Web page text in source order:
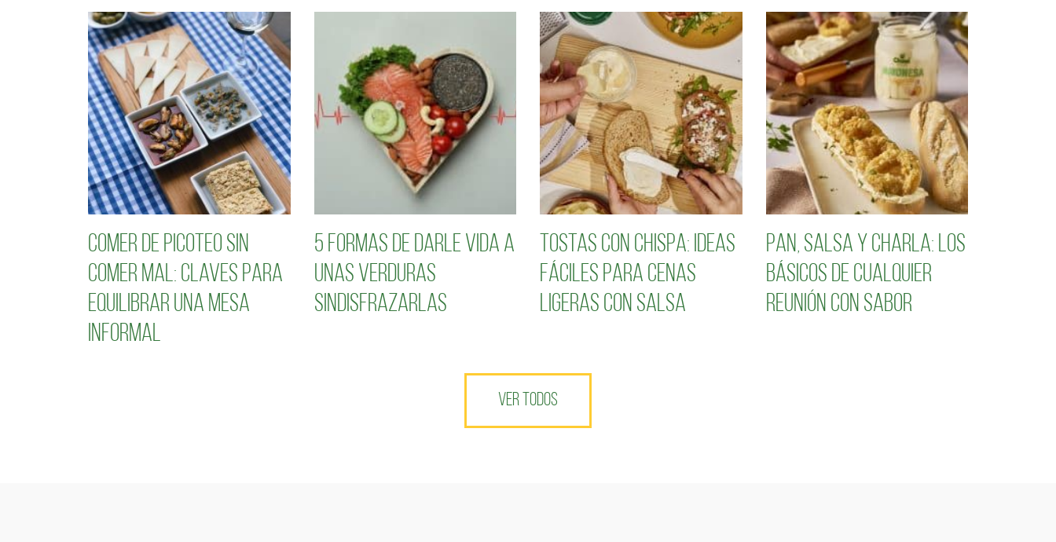
Comer de picoteo sin
comer mal: claves para
equilibrar una mesa
informal
5 formas de darle vida a
unas verduras
sindisfrazarlas
Tostas con chispa: ideas
fáciles para cenas
ligeras con salsa
Pan, salsa y charla: los
básicos de cualquier
reunión con sabor
VER TODOS